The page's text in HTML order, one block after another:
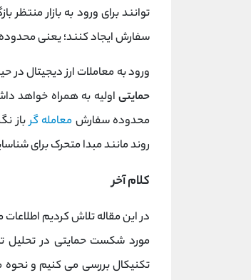
توانند برای ورود به بازار
سفارش ایجاد کنند؛ یعنی
ورود به معاملات ارز دیجیتال
حمایتی اولیه به همراه خواهد
محدوده سفارش معامله گرباز
روند مانند مبدا متحرک برای
کلام آخر
تکنیکال بررسی می کنیم و نحوه